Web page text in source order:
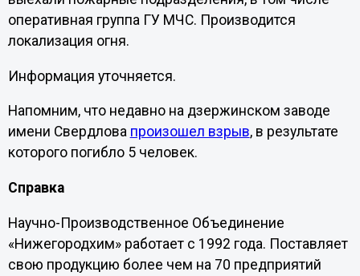
оперативная группа ГУ МЧС. Производится
локализация огня.
Информация уточняется.
Напомним, что недавно на дзержинском заводе
имени Свердлова произошел взрыв, в результате
которого погибло 5 человек.
Справка
Научно-Производственное Объединение
«Нижегородхим» работает с 1992 года. Поставляет
свою продукцию более чем на 70 предприятий